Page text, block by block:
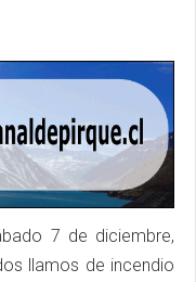
7 de diciembre,
llamos de incendio